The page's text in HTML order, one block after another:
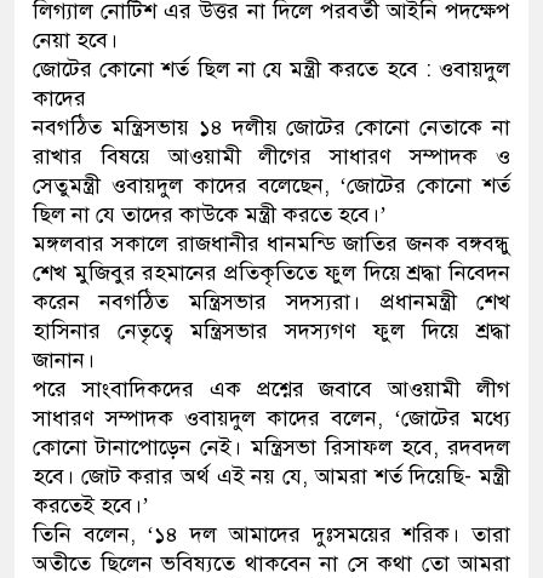
লিগ্যাল নোটিশ এর উত্তর না দিলে পরবর্তী আইনি পদক্ষেপ
নেয়া হবে।
জোটের কোনো শর্ত ছিল না যে মন্ত্রী করতে হবে : ওবায়দুল
কাদের
নবগঠিত মন্ত্রিসভায় ১৪ দলীয় জোটের কোনো নেতাকে না
রাখার বিষয়ে আওয়ামী লীগের সাধারণ সম্পাদক ও
সেতুমন্ত্রী ওবায়দুল কাদের বলেছেন, ‘জোটের কোনো শর্ত
ছিল না যে তাদের কাউকে মন্ত্রী করতে হবে।’
মঙ্গলবার সকালে রাজধানীর ধানমন্ডি জাতির জনক বঙ্গবন্ধু
শেখ মুজিবুর রহমানের প্রতিকৃতিতে ফুল দিয়ে শ্রদ্ধা নিবেদন
করেন নবগঠিত মন্ত্রিসভার সদস্যরা। প্রধানমন্ত্রী শেখ
হাসিনার নেতৃত্বে মন্ত্রিসভার সদস্যগণ ফুল দিয়ে শ্রদ্ধা
জানান।
পরে সাংবাদিকদের এক প্রশ্নের জবাবে আওয়ামী লীগ
সাধারণ সম্পাদক ওবায়দুল কাদের বলেন, ‘জোটের মধ্যে
কোনো টানাপোড়েন নেই। মন্ত্রিসভা রিসাফল হবে, রদবদল
হবে। জোট করার অর্থ এই নয় যে, আমরা শর্ত দিয়েছি- মন্ত্রী
করতেই হবে।’
তিনি বলেন, ‘১৪ দল আমাদের দুঃসময়ের শরিক। তারা
অতীতে ছিলেন ভবিষ্যতে থাকবেন না সে কথা তো আমরা